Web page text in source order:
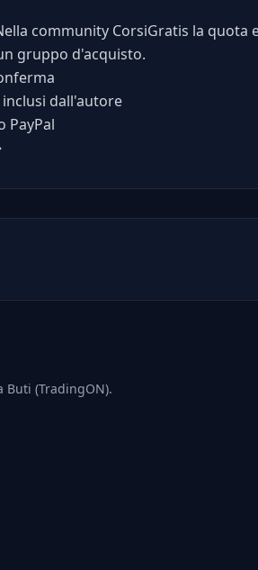
community CorsiGratis la
gruppo d'acquisto.
inclusi dall'autore
PayPal
(TradingON).